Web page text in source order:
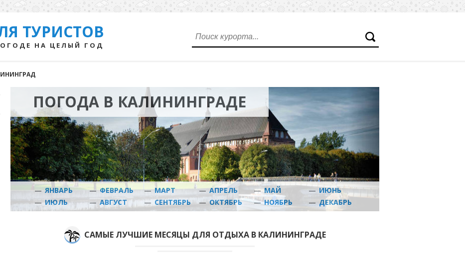
ТУРИСТОВ
НА ЦЕЛЫЙ ГОД
ПОГОДА В КАЛИНИНГРАДЕ
— ЯНВАРЬ —ФЕВРАЛЬ —МАРТ —АПРЕЛЬ —МАЙ — ИЮНЬ
—ИЮЛЬ — АВГУСТ — СЕНТЯБРЬ —ОКТЯБРЬ —НОЯБРЬ — ДЕКАБРЬ
САМЫЕ ЛУЧШИЕ МЕСЯЦЫ ДЛЯ ОТДЫХА В КАЛИНИНГРАДЕ